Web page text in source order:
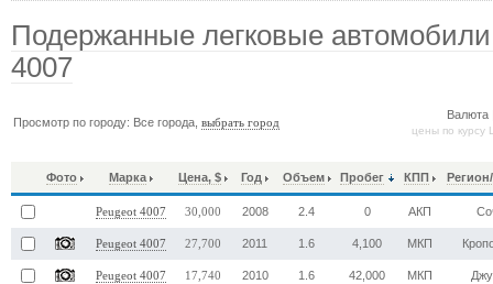
Подержанные легковые
4007
Просмотр по городу: Все города,выбрать город
цены по
Фото Марка Цена, $ Год Объем Пробег КПП
Peugeot 4007 30,000 2008 2.4 0 АКП
Peugeot 4007 27,700 2011 1.6 4,100 МКП
Peugeot 4007 17,740 2010 1.6 42,000 МКП